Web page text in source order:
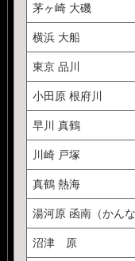
茅ヶ崎 大磯
横浜 大船
東京 品川
小田原 根府川
早川 真鶴
川崎 戸塚
真鶴 熱海
湯河原 函南（かんな
沼津 原